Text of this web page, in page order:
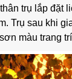
trụ lắp đặt
Trụ sau khi
màu trang